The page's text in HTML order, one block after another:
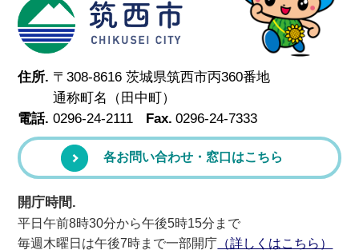
筑西市
住所. 〒308-8616 茨城県筑西市丙360番地
通称町名（田中町）
電話. 0296-24-2111 Fax. 0296-24-7333
各お問い合わせ・窓口はこちら
開庁時間.
平日午前8時30分から午後5時15分まで
毎週木曜日は午後7時まで一部開庁 （詳しくはこちら）